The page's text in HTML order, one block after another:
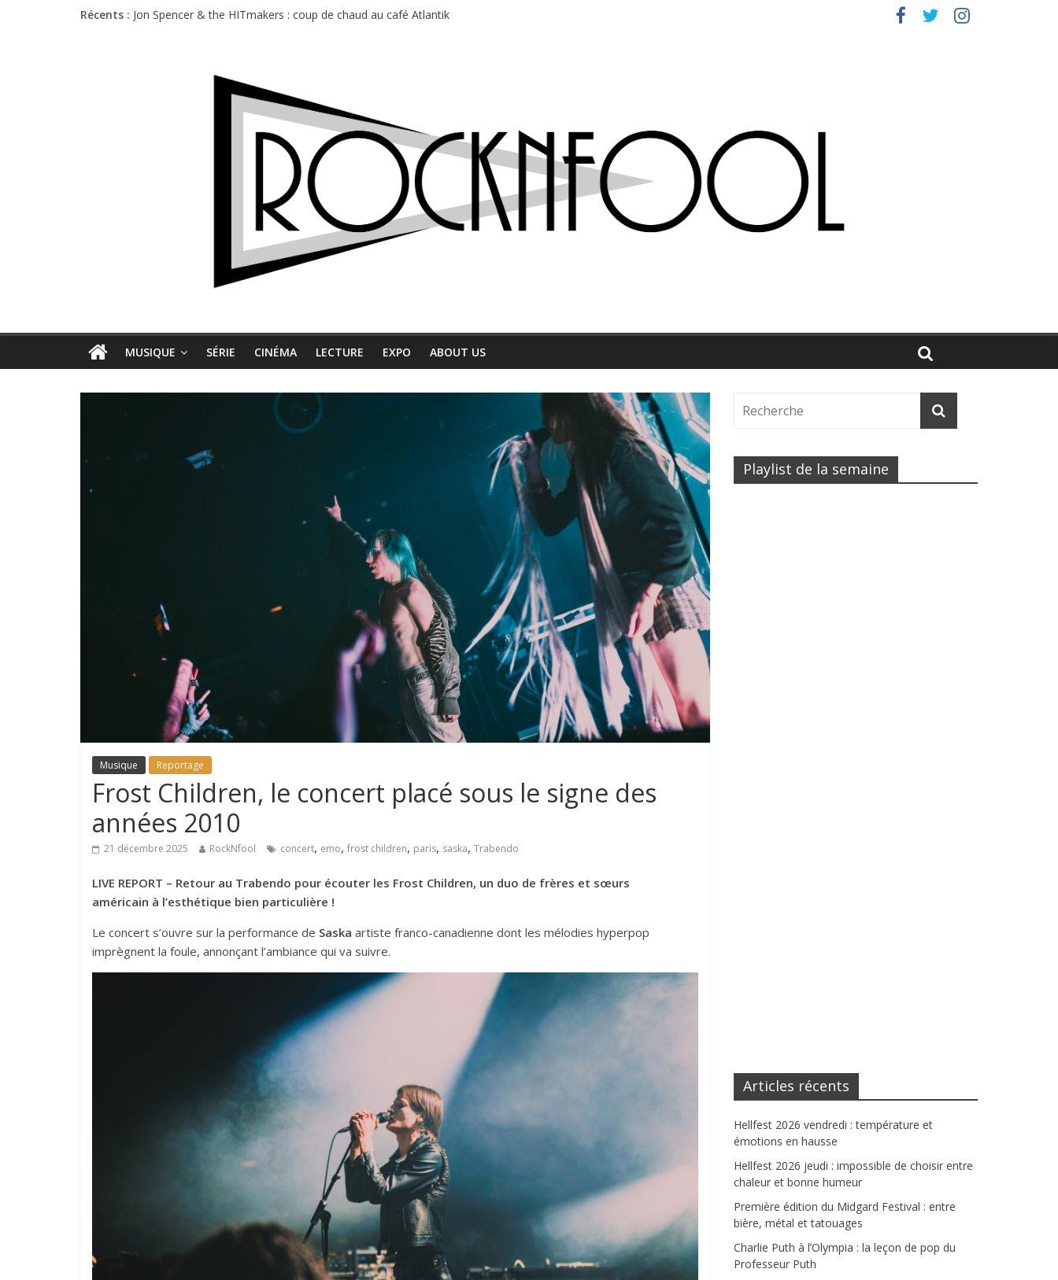
Récents : Jon Spencer & the HITmakers : coup de chaud au café Atlantik
Charlie Puth à l’Olympia : la leçon de pop du Professeur Puth
MUSIQUE SÉRIE CINÉMA LECTURE EXPO ABOUT US
Musique Reportage
Frost Children, le concert placé sous le signe des
années 2010
21 décembre 2025 RockNfool concert, emo, frost children, paris, saska, Trabendo
LIVE REPORT – Retour au Trabendo pour écouter les Frost Children, un duo de frères et sœurs
américain à l’esthétique bien particulière !
Le concert s’ouvre sur la performance de Saska artiste franco-canadienne dont les mélodies hyperpop
imprègnent la foule, annonçant l’ambiance qui va suivre.
Playlist de la semaine
Articles récents
Hellfest 2026 vendredi : température et
émotions en hausse
Hellfest 2026 jeudi : impossible de choisir entre
chaleur et bonne humeur
Première édition du Midgard Festival : entre
bière, métal et tatouages
Charlie Puth à l’Olympia : la leçon de pop du
Professeur Puth